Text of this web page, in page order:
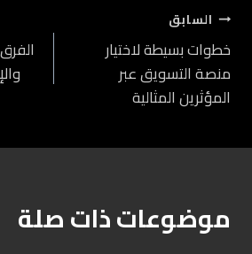
تصفّح
المقالات
السابق
خطوات بسيطة لاختيار
منصة التسويق عبر
المؤثرين المثالية
موضوعات ذات صلة